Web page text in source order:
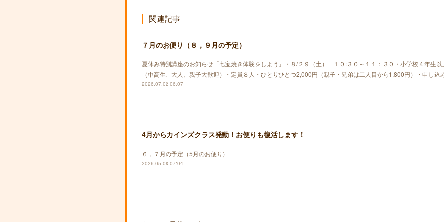
関連記事
７月のお便り（８，９月の予定）
夏休み特別講座のお知らせ「七宝焼き体験をしよう」・８/２９（土） １０:３０～１１：３０・小学校４年生以
（中高生、大人、親子大歓迎）・定員８人・ひとりひとつ2,000円（親子・兄弟は二人目から1,800円）・申し
2026.07.02 06:07
4月からカインズクラス発動！お便りも復活します！
６，７月の予定（5月のお便り）
2026.05.08 07:04